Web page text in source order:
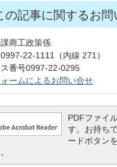
の記事に関するお
商工政策係
22-1111（内線 271）
番号0997-22-0295
ォームによるお問い合せ
PDFファイ
す。お持ち
ードボタン